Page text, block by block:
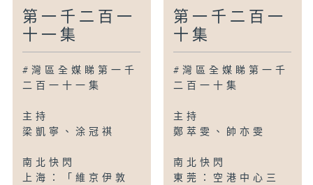
第一千二百一
十一集
#灣區全媒睇第一千
二百一十一集
主持
梁凱寧、涂冠祺
南北快閃
上海：「維京伊敦
第一千二百一
十集
#灣區全媒睇第一千
二百一十集
主持
鄭萃雯、帥亦雯
南北快閃
東莞：空港中心三